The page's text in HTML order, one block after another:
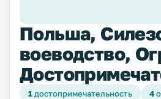
Польша,
воеводство,
1достопримечательность 4